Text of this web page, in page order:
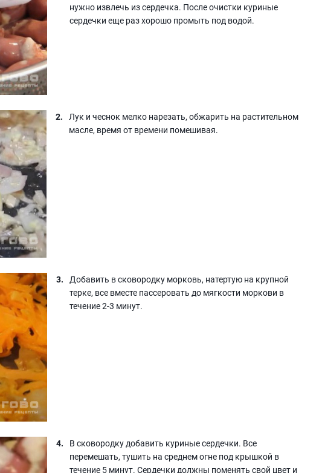
нужно извлечь из сердечка. После очистки куриные
сердечки еще раз хорошо промыть под водой.
Лук и чеснок мелко нарезать, обжарить на растительном
масле, время от времени помешивая.
Добавить в сковородку морковь, натертую на крупной
терке, все вместе пассеровать до мягкости моркови в
течение 2-3 минут.
В сковородку добавить куриные сердечки. Все
перемешать, тушить на среднем огне под крышкой в
течение 5 минут. Сердечки должны поменять свой цвет и